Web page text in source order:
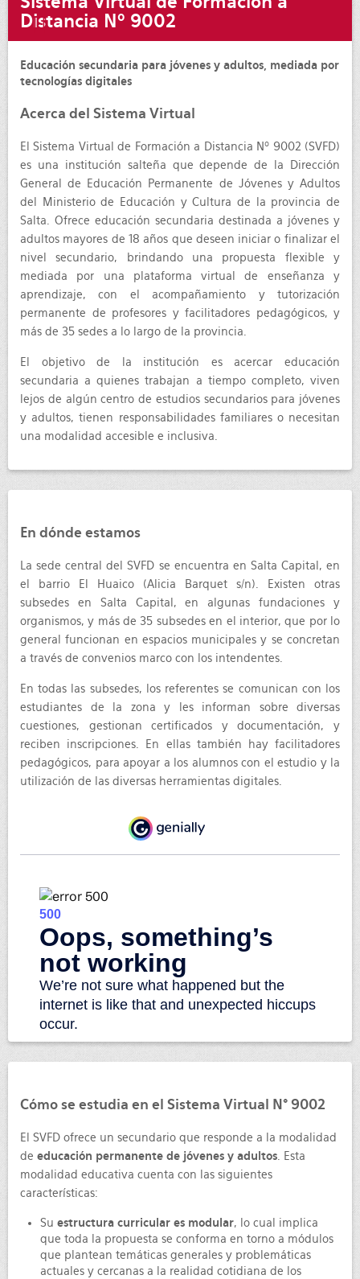
Distancia Nº 9002
Educación secundaria para jóvenes y adultos, mediada por
tecnologías digitales
Acerca del Sistema Virtual
El Sistema Virtual de Formación a Distancia Nº 9002 (SVFD)
es una institución salteña que depende de la Dirección
General de Educación Permanente de Jóvenes y Adultos
del Ministerio de Educación y Cultura de la provincia de
Salta. Ofrece educación secundaria destinada a jóvenes y
adultos mayores de 18 años que deseen iniciar o finalizar el
nivel secundario, brindando una propuesta flexible y
mediada por una plataforma virtual de enseñanza y
aprendizaje, con el acompañamiento y tutorización
permanente de profesores y facilitadores pedagógicos, y
más de 35 sedes a lo largo de la provincia.
El objetivo de la institución es acercar educación
secundaria a quienes trabajan a tiempo completo, viven
lejos de algún centro de estudios secundarios para jóvenes
y adultos, tienen responsabilidades familiares o necesitan
una modalidad accesible e inclusiva.
En dónde estamos
La sede central del SVFD se encuentra en Salta Capital, en
el barrio El Huaico (Alicia Barquet s/n). Existen otras
subsedes en Salta Capital, en algunas fundaciones y
organismos, y más de 35 subsedes en el interior, que por lo
general funcionan en espacios municipales y se concretan
a través de convenios marco con los intendentes.
En todas las subsedes, los referentes se comunican con los
estudiantes de la zona y les informan sobre diversas
cuestiones, gestionan certificados y documentación, y
reciben inscripciones. En ellas también hay facilitadores
pedagógicos, para apoyar a los alumnos con el estudio y la
utilización de las diversas herramientas digitales.
Cómo se estudia en el Sistema Virtual N° 9002
El SVFD ofrece un secundario que responde a la modalidad
de educación permanente de jóvenes y adultos . Esta
modalidad educativa cuenta con las siguientes
características:
Su estructura curricular es modular, lo cual implica
que toda la propuesta se conforma en torno a módulos
que plantean temáticas generales y problemáticas
actuales y cercanas a la realidad cotidiana de los